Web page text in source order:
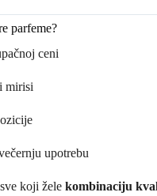
parfeme?
ceni
mirisi
upotrebu
koji žele kombinaciju